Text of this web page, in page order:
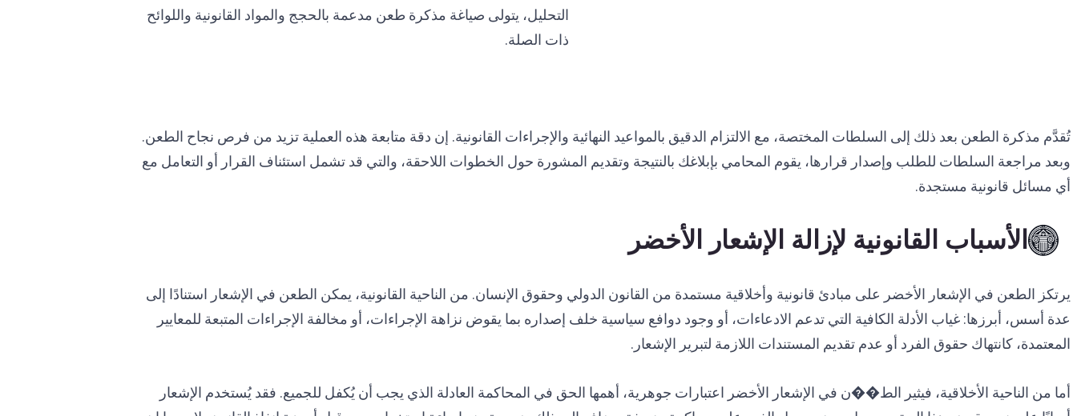
التحليل، يتولى صياغة مذكرة طعن مدعمة بالحجج والمواد القانونية واللوائح
ذات الصلة.
تُقدَّم مذكرة الطعن بعد ذلك إلى السلطات المختصة، مع الالتزام الدقيق بالمواعيد النهائية والإجراءات القانونية. إن دقة متابعة هذه العملية تزيد من فرص نجاح الطعن.
وبعد مراجعة السلطات للطلب وإصدار قرارها، يقوم المحامي بإبلاغك بالنتيجة وتقديم المشورة حول الخطوات اللاحقة، والتي قد تشمل استئناف القرار أو التعامل مع
أي مسائل قانونية مستجدة.
الأسباب القانونية لإزالة الإشعار الأخضر
يرتكز الطعن في الإشعار الأخضر على مبادئ قانونية وأخلاقية مستمدة من القانون الدولي وحقوق الإنسان. من الناحية القانونية، يمكن الطعن في الإشعار استنادًا إلى
عدة أسس، أبرزها: غياب الأدلة الكافية التي تدعم الادعاءات، أو وجود دوافع سياسية خلف إصداره بما يقوض نزاهة الإجراءات، أو مخالفة الإجراءات المتبعة للمعايير
المعتمدة، كانتهاك حقوق الفرد أو عدم تقديم المستندات اللازمة لتبرير الإشعار.
أما من الناحية الأخلاقية، فيثير الط��ن في الإشعار الأخضر اعتبارات جوهرية، أهمها الحق في المحاكمة العادلة الذي يجب أن يُكفل للجميع. فقد يُستخدم الإشعار